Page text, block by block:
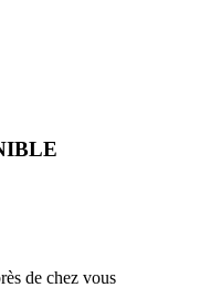
de chez vous